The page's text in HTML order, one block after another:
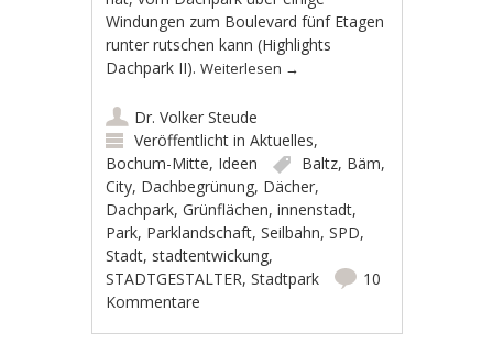
Windungen zum Boulevard fünf Etagen
runter rutschen kann (Highlights
Dachpark II).Weiterlesen →
Dr. Volker Steude
Veröffentlicht inAktuelles,
Bochum-Mitte, Ideen Baltz, Bäm,
City, Dachbegrünung, Dächer,
Dachpark,Grünflächen,innenstadt,
Park, Parklandschaft,Seilbahn,SPD,
Stadt, stadtentwickung,
STADTGESTALTER,Stadtpark
10
Kommentare